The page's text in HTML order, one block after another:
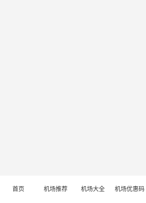
首页 机场推荐 机场大全 机场优惠码